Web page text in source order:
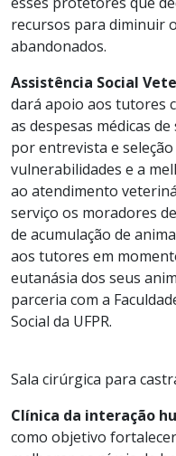
recursos para diminuir
abandonados.
Assistência Social
dará apoio aos tutores
as despesas médicas
por entrevista e
vulnerabilidades e a
ao atendimento
serviço os moradores
de acumulação de
aos tutores em
eutanásia dos seus
parceria com a
Social da UFPR.
Sala cirúrgica para
Clínica da interação
como objetivo